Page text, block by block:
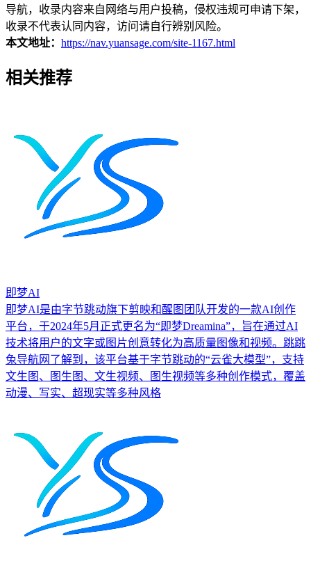
导航，收录内容来自网络与用户投稿，侵权违规可申请下架，
收录不代表认同内容，访问请自行辨别风险。
本文地址： https://nav.yuansage.com/site-1167.html
相关推荐
即梦AI
即梦AI是由字节跳动旗下剪映和醒图团队开发的一款AI创作
平台，于2024年5月正式更名为“即梦Dreamina”，旨在通过AI
技术将用户的文字或图片创意转化为高质量图像和视频。跳跳
兔导航网了解到，该平台基于字节跳动的“云雀大模型”，支持
文生图、图生图、文生视频、图生视频等多种创作模式，覆盖
动漫、写实、超现实等多种风格